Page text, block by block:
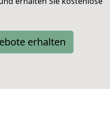
erhalten